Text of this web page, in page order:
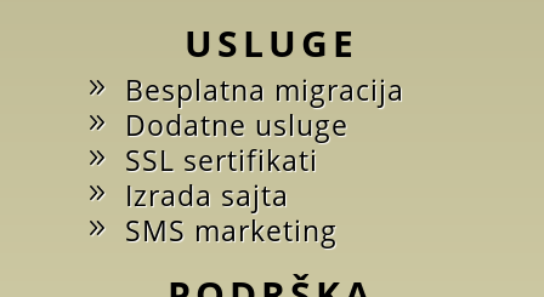
USLUGE
Besplatna migracija
Dodatne usluge
SSL sertifikati
Izrada sajta
SMS marketing